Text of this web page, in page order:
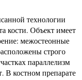
технологии
кости. Объект имеет
межостеонные
строго
параллелизм
В костном препарате